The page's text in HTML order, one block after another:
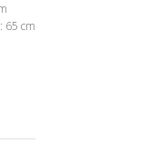
65 cm